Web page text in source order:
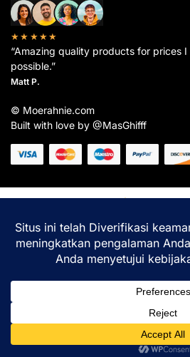
★★★★★
“Amazing quality products for prices I
possible.”
Matt P.
© Moerahnie.com
Built with love by @MasGhifff
Lacak
pengalaman belanja